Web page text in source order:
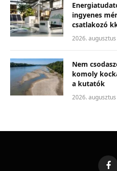
ingyenes
csatlakozó
2026.
Nem
komoly
a kutatók
2026.